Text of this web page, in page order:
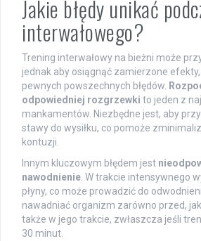
Jakie błędy unikać
interwałowego?
Trening interwałowy na bieżni może
jednak aby osiągnąć zamierzone
pewnych powszechnych błędów.
odpowiedniej rozgrzewki to jeden z
mankamentów. Niezbędne jest, aby
stawy do wysiłku, co pomoże
kontuzji.
Innym kluczowym błędem jest
nawodnienie . W trakcie intensywnego
płyny, co może prowadzić do
nawadniać organizm zarówno przed,
także w jego trakcie, zwłaszcza jeśli
30 minut.